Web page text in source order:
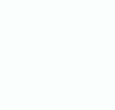
ny
ser mange
kræfter på at
giver
drift,